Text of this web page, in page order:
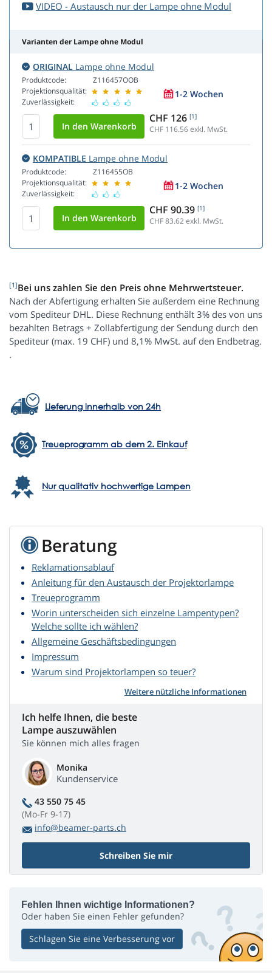
VIDEO - Austausch nur der Lampe ohne Modul
Varianten der Lampe ohne Modul
ORIGINAL Lampe ohne Modul
Produktcode:
Projektionsqualität:
Zuverlässigkeit:
Z116457OOB
1-2 Wochen
CHF 126 [1]
CHF 116.56exkl. MwSt.
KOMPATIBLE Lampe ohne Modul
Produktcode:
Projektionsqualität:
Zuverlässigkeit:
Z116455OB
1-2 Wochen
CHF 90.39 [1]
CHF 83.62exkl. MwSt.
[1]Bei uns zahlen Sie den Preis ohne Mehrwertsteuer.
Nach der Abfertigung erhalten Sie außerdem eine Rechnung
vom Spediteur DHL. Diese Rechnung enthält 3% des von uns
bezahlten Betrags + Zollabfertigung der Sendung durch den
Spediteur (max. 19 CHF) und 8,1% MwSt. auf den Endbetrag.
.
Lieferung innerhalb von 24h
Treueprogramm ab dem 2. Einkauf
Nur qualitativ hochwertige Lampen
Beratung
Reklamationsablauf
Anleitung für den Austausch der Projektorlampe
Treueprogramm
Worin unterscheiden sich einzelne Lampentypen?
Welche sollte ich wählen?
Allgemeine Geschäftsbedingungen
Impressum
Warum sind Projektorlampen so teuer?
Weitere nützliche Informationen
Ich helfe Ihnen, die beste
Lampe auszuwählen
Sie können mich alles fragen
Monika
Kundenservice
43 550 75 45
(Mo-Fr 9-17)
info@beamer-parts.ch
Schreiben Sie mir
Fehlen Ihnen wichtige Informationen?
Oder haben Sie einen Fehler gefunden?
Schlagen Sie eine Verbesserung vor